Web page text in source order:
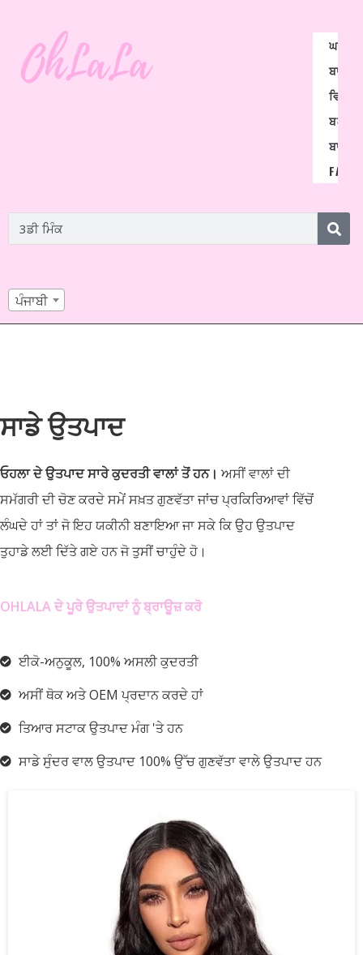
ਘਰ
ਬਾਰਸ਼ਾਂ
ਵਿਗਸ
ਬਲੌਗ
ਬਾਰੇ
FAQ
ਪੰਜਾਬੀ
ਸਾਡੇ ਉਤਪਾਦ
ਓਹਲਾ ਦੇ ਉਤਪਾਦ ਸਾਰੇ ਕੁਦਰਤੀ ਵਾਲਾਂ ਤੋਂ ਹਨ। ਅਸੀਂ ਵਾਲਾਂ ਦੀ
ਸਮੱਗਰੀ ਦੀ ਚੋਣ ਕਰਦੇ ਸਮੇਂ ਸਖ਼ਤ ਗੁਣਵੱਤਾ ਜਾਂਚ ਪ੍ਰਕਿਰਿਆਵਾਂ ਵਿੱਚੋਂ
ਲੰਘਦੇ ਹਾਂ ਤਾਂ ਜੋ ਇਹ ਯਕੀਨੀ ਬਣਾਇਆ ਜਾ ਸਕੇ ਕਿ ਉਹ ਉਤਪਾਦ
ਤੁਹਾਡੇ ਲਈ ਦਿੱਤੇ ਗਏ ਹਨ ਜੋ ਤੁਸੀਂ ਚਾਹੁੰਦੇ ਹੋ।
OHLALA ਦੇ ਪੂਰੇ ਉਤਪਾਦਾਂ ਨੂੰ ਬ੍ਰਾਊਜ਼ ਕਰੋ
ਈਕੋ-ਅਨੁਕੂਲ, 100% ਅਸਲੀ ਕੁਦਰਤੀ
ਅਸੀਂ ਥੋਕ ਅਤੇ OEM ਪ੍ਰਦਾਨ ਕਰਦੇ ਹਾਂ
ਤਿਆਰ ਸਟਾਕ ਉਤਪਾਦ ਮੰਗ 'ਤੇ ਹਨ
ਸਾਡੇ ਸੁੰਦਰ ਵਾਲ ਉਤਪਾਦ 100% ਉੱਚ ਗੁਣਵੱਤਾ ਵਾਲੇ ਉਤਪਾਦ ਹਨ